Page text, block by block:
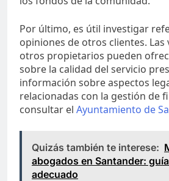
Por último, es útil investigar
opiniones de otros clientes. Las
otros propietarios pueden
sobre la calidad del servicio
información sobre aspectos
relacionadas con la gestión de
consultar el Ayuntamiento de
Quizás también te interese:
abogados en Santander:
adecuado